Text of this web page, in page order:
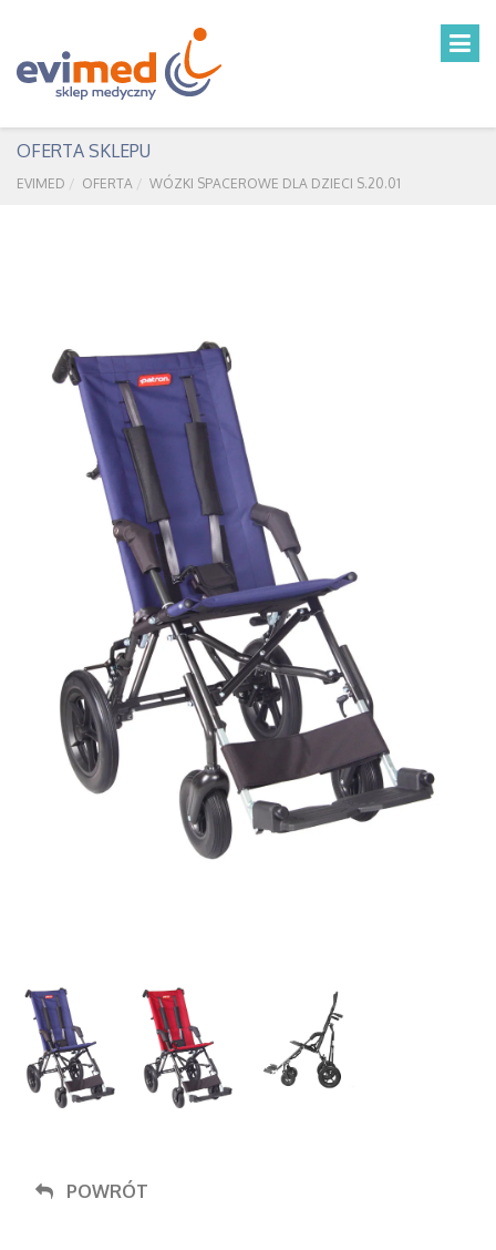
OFERTA SKLEPU
EVIMED OFERTA WÓZKI SPACEROWE DLA DZIECI S.20.01
POWRÓT